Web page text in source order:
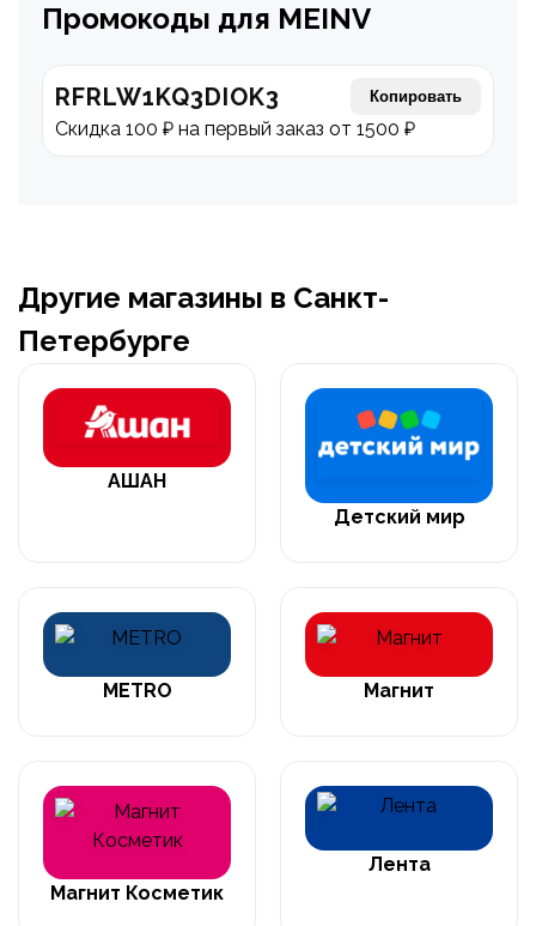
Промокоды для MEINV
RFRLW1KQ3DIOK3 Копировать
Скидка 100 ₽ на первый заказ от 1500 ₽
Другие магазины в Санкт-
Петербурге
АШАН
Детский мир
METRO Магнит
Магнит Косметик
Лента